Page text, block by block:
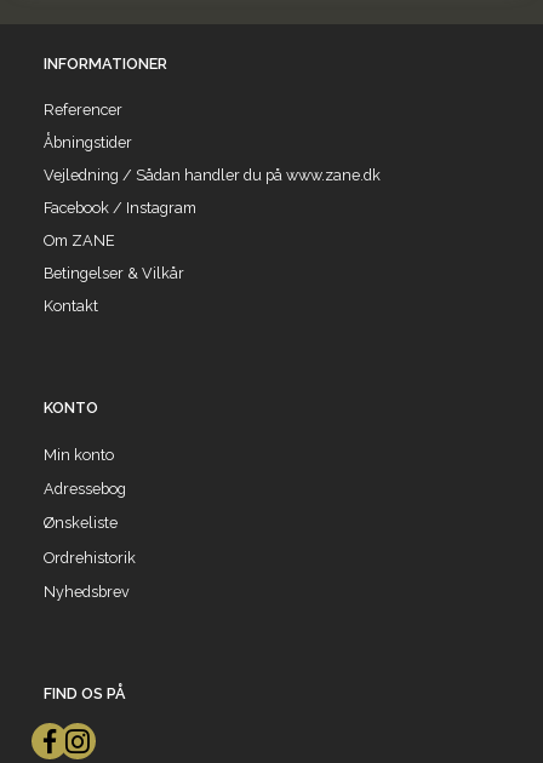
INFORMATIONER
Referencer
Åbningstider
Vejledning / Sådan handler du på www.zane.dk
Facebook / Instagram
Om ZANE
Betingelser & Vilkår
Kontakt
KONTO
Min konto
Adressebog
Ønskeliste
Ordrehistorik
Nyhedsbrev
FIND OS PÅ